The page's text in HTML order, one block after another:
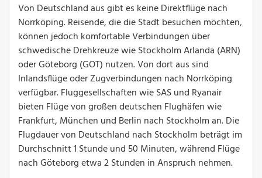
Von Deutschland aus gibt es keine Direktflüge nach
Norrköping. Reisende, die die Stadt besuchen möchten,
können jedoch komfortable Verbindungen über
schwedische Drehkreuze wie Stockholm Arlanda (ARN)
oder Göteborg (GOT) nutzen. Von dort aus sind
Inlandsflüge oder Zugverbindungen nach Norrköping
verfügbar. Fluggesellschaften wie SAS und Ryanair
bieten Flüge von großen deutschen Flughäfen wie
Frankfurt, München und Berlin nach Stockholm an. Die
Flugdauer von Deutschland nach Stockholm beträgt im
Durchschnitt 1 Stunde und 50 Minuten, während Flüge
nach Göteborg etwa 2 Stunden in Anspruch nehmen.